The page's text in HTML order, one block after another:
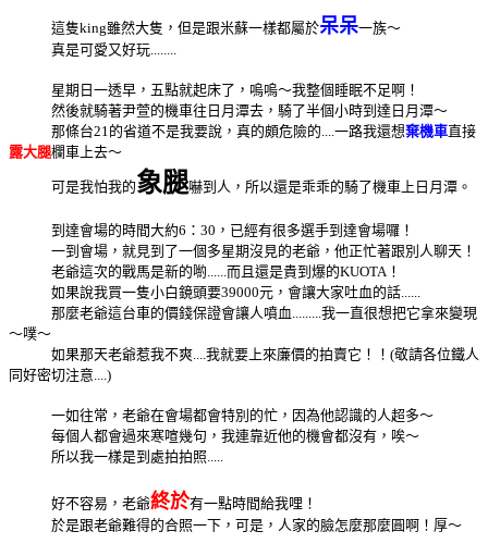
這隻king雖然大隻，但是跟米蘇一樣都屬於呆呆一族～
真是可愛又好玩........
星期日一透早，五點就起床了，嗚嗚～我整個睡眠不足啊！
然後就騎著尹萱的機車往日月潭去，騎了半個小時到達日月潭～
那條台21的省道不是我要說，真的頗危險的....一路我還想棄機車直接
露大腿欄車上去～
可是我怕我的象腿嚇到人，所以還是乖乖的騎了機車上日月潭。
到達會場的時間大約6：30，已經有很多選手到達會場囉！
一到會場，就見到了一個多星期沒見的老爺，他正忙著跟別人聊天！
老爺這次的戰馬是新的喲......而且還是貴到爆的KUOTA！
如果說我買一隻小白鏡頭要39000元，會讓大家吐血的話......
那麼老爺這台車的價錢保證會讓人噴血.....
....我一直很想把它拿來變現
～噗～
如果那天老爺惹我不爽....我就要上來廉價的拍賣它！！(敬請各位鐵人
同好密切注意....)
一如往常，老爺在會場都會特別的忙，因為他認識的人超多～
每個人都會過來寒喧幾句，我連靠近他的機會都沒有，唉～
所以我一樣是到處拍拍照.....
好不容易，老爺終於有一點時間給我哩！
於是跟老爺難得的合照一下，可是，人家的臉怎麼那麼圓啊！厚～